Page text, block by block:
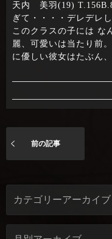
天内 美羽(19)
ぎて・・・・デレデレ
このクラスの子には な
麗、可愛いは当たり前
に優しい彼女はたぶん
前の記事